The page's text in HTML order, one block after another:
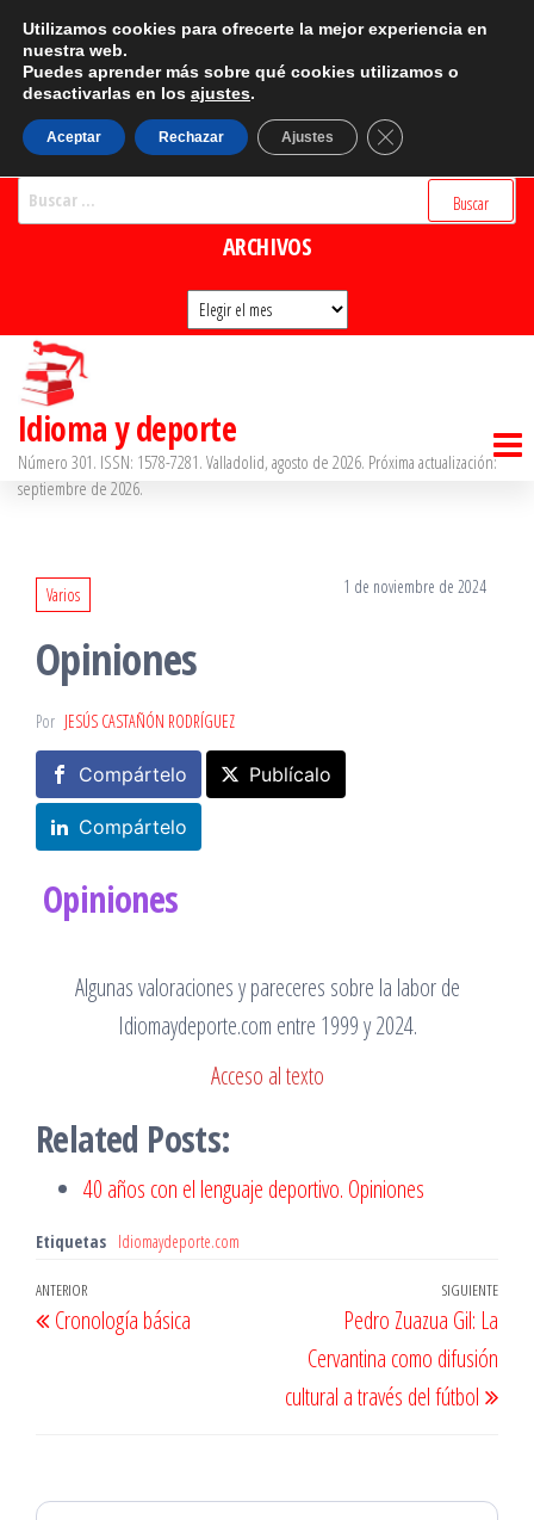
Saltar
contenido
CATEGORÍAS
Categorías
BUSCADOR
ARCHIVOS
Archivos
Idioma y deporte
Número 301. ISSN: 1578-7281. Valladolid, agosto de 2026. Próxima actualización:
septiembre de 2026.
Varios 1 de noviembre de 2024
Opiniones
Por JESÚS CASTAÑÓN RODRÍGUEZ
Compártelo Publícalo
Compártelo
Opiniones
Algunas valoraciones y pareceres sobre la labor de
Idiomaydeporte.com entre 1999 y 2024.
Acceso al texto
Related Posts:
40 años con el lenguaje deportivo. Opiniones
Etiquetas Idiomaydeporte.com
Navegación
de
Entrada
anterior
ANTERIOR
Cronología básica
SIGUIENTE
Pedro Zuazua Gil: La
Cervantina como difusión
cultural a través del fútbol
Utilizamos cookies para ofrecerte la mejor experiencia en
nuestra web.
Puedes aprender más sobre qué cookies utilizamos o
desactivarlas en los ajustes.
Aceptar Rechazar Ajustes Cerrar el banner